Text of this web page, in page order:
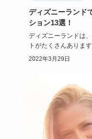
ディズニーランド
ション13選！
ディズニーランドは
トがたくさんあります
おすすめのアトラク
2022年3月29日